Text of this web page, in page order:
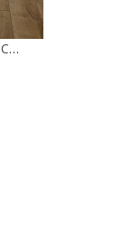
ДУБ БАЙКАЛ 56620 ЛАМІНАТ CLASSEN TREND 4V WR